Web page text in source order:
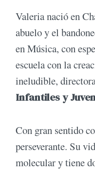
Valeria nació en
abuelo y el
en Música, con
escuela con la
ineludible,
Infantiles y
Con gran sentido
perseverante. Su
molecular y tiene